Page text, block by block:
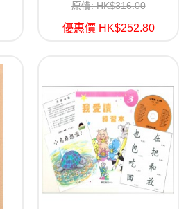
原價: HK$316.00
優惠價 HK$252.80